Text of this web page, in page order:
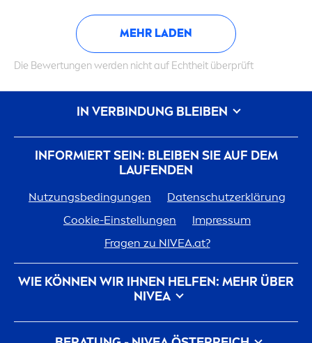
MEHR LADEN
Die Bewertungen werden nicht auf Echtheit überprüft
INFORMIERT SEIN: BLEIBEN SIE AUF DEM
LAUFENDEN
Nutzungsbedingungen
Datenschutzerklärung
Cookie-Einstellungen
Impressum
Fragen zu NIVEA.at?
WIE KÖNNEN WIR IHNEN HELFEN: MEHR ÜBER
NIVEA
Marken-Geschichte FürNIVEAarbeiten
IN VERBINDUNG BLEIBEN